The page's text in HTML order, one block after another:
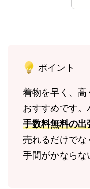
ポイント
着物を早く、高
おすすめです。
手数料無料の出
売れるだけでな
手間がかならな